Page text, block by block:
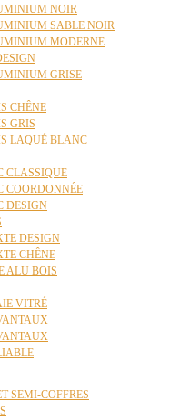
NOIR
SABLE NOIR
MODERNE
GRISE
CHÊNE
GRIS
LAQUÉ BLANC
CLASSIQUE
COORDONNÉE
DESIGN
DESIGN
CHÊNE
ALU BOIS
VITRÉ
SEMI-COFFRES